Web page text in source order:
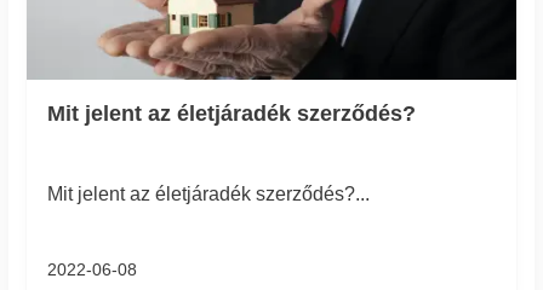
Mit jelent az életjáradék szerződés?
Mit jelent az életjáradék szerződés?...
2022-06-08